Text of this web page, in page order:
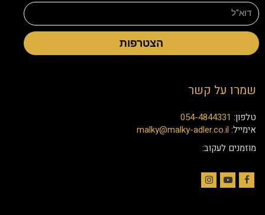
הצטרפות
שמרו על קשר
טלפון: 054-4844331
אימייל: malky@malky-adler.co.il
מוזמנים לעקוב: